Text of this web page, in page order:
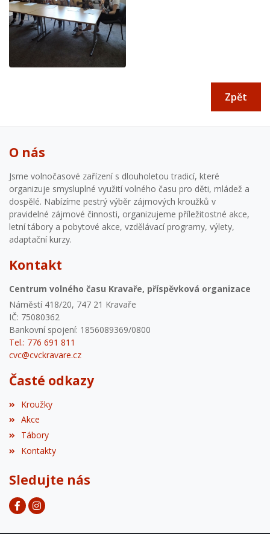
Zpět
O nás
Jsme volnočasové zařízení s dlouholetou tradicí, které
organizuje smysluplné využití volného času pro děti, mládež a
dospělé. Nabízíme pestrý výběr zájmových kroužků v
pravidelné zájmové činnosti, organizujeme příležitostné akce,
letní tábory a pobytové akce, vzdělávací programy, výlety,
adaptační kurzy.
Kontakt
Centrum volného času Kravaře, příspěvková organizace
Náměstí 418/20, 747 21 Kravaře
IČ: 75080362
Bankovní spojení: 1856089369/0800
Tel.: 776 691 811
cvc@cvckravare.cz
Časté odkazy
Kroužky
Akce
Tábory
Kontakty
Sledujte nás